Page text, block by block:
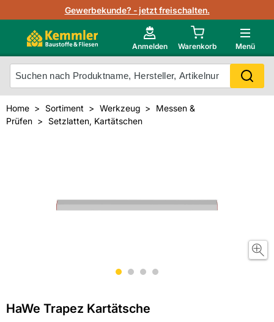
Gewerbekunde? - jetzt freischalten.
Anmelden Warenkorb Menü
Lagerbestand in Echtzeit
Nutzerverwaltung
Photovoltaik Konfigurator
Projektlisten
Neu im Onlineshop?
Mein Konto
Meistverkaufte Produkte
Home Sortiment Werkzeug
Messen &
Prüfen
Setzlatten, Kartätschen
HaWe Trapez Kartätsche